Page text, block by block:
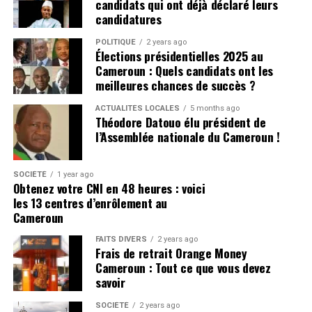
continentale africaine. L’Office accélère également le
déploiement du Système national de traçabilité unifié
du cacao, destiné à répondre aux nouvelles exigences
internationales, notamment européennes, tout en
sécurisant les exportations vers les marchés voisins.
UNE PROMESSE À CONFIRMER
Le ministère lie directement cette stratégie à une
meilleure rémunération des producteurs. « L’élément
nouveau, qui pourrait être déterminant pour
l’amélioration du prix au producteur, est la montée en
puissance de la transformation locale », affirme le
communiqué.
Les performances enregistrées en 2024-2025 semblent
conforter cette orientation. La progression simultanée
de la production commercialisée, de la transformation
industrielle et de la valeur des exportations montre que
candidats qui ont déjà déclaré leurs
candidatures
POLITIQUE 2 years ago
Élections présidentielles 2025 au
Cameroun : Quels candidats ont les
meilleures chances de succès ?
ACTUALITÉS LOCALES 5 months ago
Théodore Datouo élu président de
l’Assemblée nationale du Cameroun !
SOCIÉTÉ 1 year ago
Obtenez votre CNI en 48 heures : voici
les 13 centres d’enrôlement au
Cameroun
FAITS DIVERS 2 years ago
Frais de retrait Orange Money
Cameroun : Tout ce que vous devez
savoir
SOCIÉTÉ 2 years ago